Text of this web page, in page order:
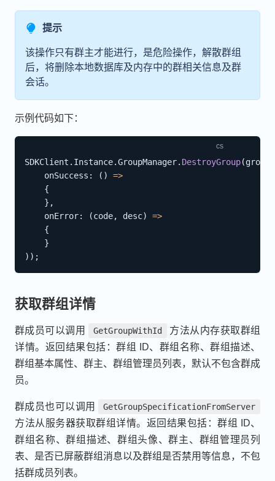
提示
该操作只有群主才能进行，是危险操作，解散群组
后，将删除本地数据库及内存中的群相关信息及群
会话。
示例代码如下：
SDKClient . Instance.GroupManager. DestroyGroup(
onSuccess : ( )
=>
{
} ,
onError: (code, desc)
=>
{
}
) ) ;
获取群组详情
群成员可以调用 GetGroupWithId
方法从内存获取群组
详情。返回结果包括：群组 ID、群组名称、群组描述、
群组基本属性、群主、群组管理员列表，默认不包含群成
员。
群成员也可以调用 GetGroupSpecificationFromServer
方法从服务器获取群组详情。返回结果包括：群组 ID、
群组名称、群组描述、群组头像、群主、群组管理员列
表、是否已屏蔽群组消息以及群组是否禁用等信息，不包
括群成员列表。